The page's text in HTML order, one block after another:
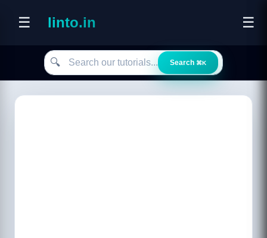
☰ linto.in ☰
Search our tutorials
🔍 Search ⌘K